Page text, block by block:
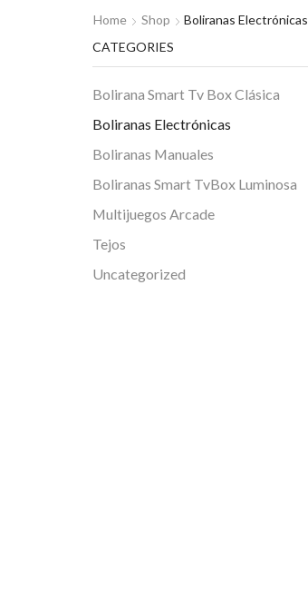
Home Shop Boliranas Electrónicas
CATEGORIES
Bolirana Smart Tv Box Clásica
Boliranas Electrónicas
Boliranas Manuales
Boliranas Smart TvBox Luminosa
Multijuegos Arcade
Tejos
Uncategorized